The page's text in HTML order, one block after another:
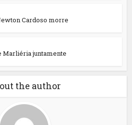
Cardoso morre
Marliéria juntamente
the author